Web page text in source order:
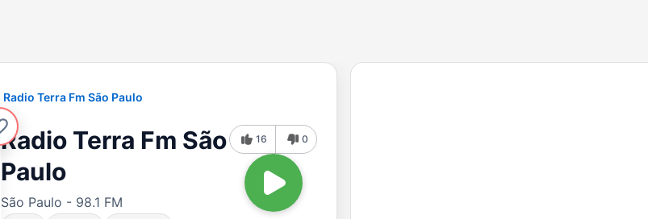
Radio Terra Fm São Paulo
Radio Terra Fm São
Paulo
São Paulo - 98.1 FM
16 0